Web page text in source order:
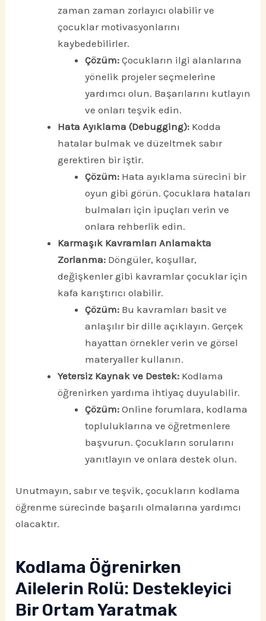
zaman zaman zorlayıcı olabilir ve
çocuklar motivasyonlarını
kaybedebilirler.
Çözüm:Çocukların ilgi alanlarına
yönelik projeler seçmelerine
yardımcı olun. Başarılarını kutlayın
ve onları teşvik edin.
Hata Ayıklama (Debugging): Kodda
hatalar bulmak ve düzeltmek sabır
gerektiren bir iştir.
Çözüm:Hata ayıklama sürecini bir
oyun gibi görün. Çocuklara hataları
bulmaları için ipuçları verin ve
onlara rehberlik edin.
Karmaşık Kavramları Anlamakta
Zorlanma: Döngüler, koşullar,
değişkenler gibi kavramlar çocuklar için
kafa karıştırıcı olabilir.
Çözüm:Bu kavramları basit ve
anlaşılır bir dille açıklayın. Gerçek
hayattan örnekler verin ve görsel
materyaller kullanın.
Yetersiz Kaynak ve Destek: Kodlama
öğrenirken yardıma ihtiyaç duyulabilir.
Çözüm:Online forumlara, kodlama
topluluklarına ve öğretmenlere
başvurun. Çocukların sorularını
yanıtlayın ve onlara destek olun.
Unutmayın, sabır ve teşvik, çocukların kodlama
öğrenme sürecinde başarılı olmalarına yardımcı
olacaktır.
Kodlama Öğrenirken
Ailelerin Rolü: Destekleyici
Bir Ortam Yaratmak